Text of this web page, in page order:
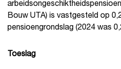
Bouw UTA) is vastgesteld op
pensioengrondslag (2024 was
Toeslag